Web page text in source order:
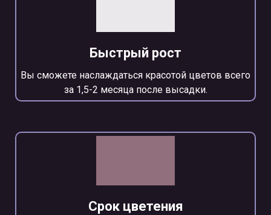
Быстрый рост
Вы сможете наслаждаться красотой цветов всего
за 1,5-2 месяца после высадки.
Срок цветения